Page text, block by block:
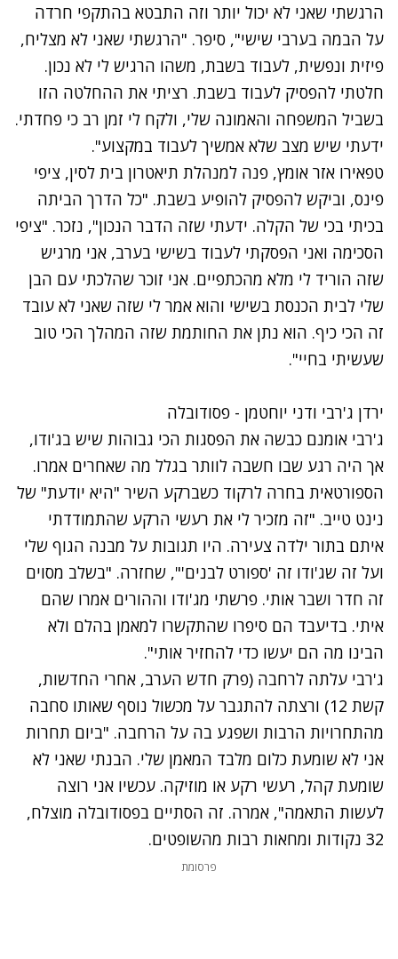
הרגשתי שאני לא יכול יותר וזה התבטא בהתקפי חרדה
על הבמה בערבי שישי", סיפר. "הרגשתי שאני לא מצליח,
פיזית ונפשית, לעבוד בשבת, משהו הרגיש לי לא נכון.
חלטתי להפסיק לעבוד בשבת. רציתי את ההחלטה הזו
בשביל המשפחה והאמונה שלי, ולקח לי זמן רב כי פחדתי.
ידעתי שיש מצב שלא אמשיך לעבוד במקצוע".
טפאירו אזר אומץ, פנה למנהלת תיאטרון בית לסין, ציפי
פינס, וביקש להפסיק להופיע בשבת. "כל הדרך הביתה
בכיתי בכי של הקלה. ידעתי שזה הדבר הנכון", נזכר. "ציפי
הסכימה ואני הפסקתי לעבוד בשישי בערב, אני מרגיש
שזה הוריד לי מלא מהכתפיים. אני זוכר שהלכתי עם הבן
שלי לבית הכנסת בשישי והוא אמר לי שזה שאני לא עובד
זה הכי כיף. הוא נתן את החותמת שזה המהלך הכי טוב
שעשיתי בחיי".
נתקלנו בבעיה
נסה שוב
ירדן ג'רבי ודני יוחטמן - פסודובלה
ג'רבי אומנם כבשה את הפסגות הכי גבוהות שיש בג'ודו,
אך היה רגע שבו חשבה לוותר בגלל מה שאחרים אמרו.
הספורטאית בחרה לרקוד כשברקע השיר "היא יודעת" של
נינט טייב. "זה מזכיר לי את רעשי הרקע שהתמודדתי
איתם בתור ילדה צעירה. היו תגובות על מבנה הגוף שלי
ועל זה שג'ודו זה 'ספורט לבנים'", שחזרה. "בשלב מסוים
זה חדר ושבר אותי. פרשתי מג'ודו וההורים אמרו שהם
איתי. בדיעבד הם סיפרו שהתקשרו למאמן בהלם ולא
הבינו מה הם יעשו כדי להחזיר אותי".
ג'רבי עלתה לרחבה (פרק חדש הערב, אחרי החדשות,
קשת 12) ורצתה להתגבר על מכשול נוסף שאותו סחבה
מהתחרויות הרבות ושפגע בה על הרחבה. "ביום תחרות
אני לא שומעת כלום מלבד המאמן שלי. הבנתי שאני לא
שומעת קהל, רעשי רקע או מוזיקה. עכשיו אני רוצה
לעשות התאמה", אמרה. זה הסתיים בפסודובלה מוצלח,
32 נקודות ומחאות רבות מהשופטים.
פרסומת